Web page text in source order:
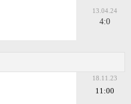
13.04.24
4:0
18.11.23
11:00